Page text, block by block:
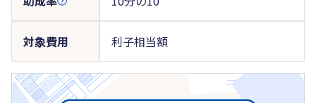
対象費用 利子相当額